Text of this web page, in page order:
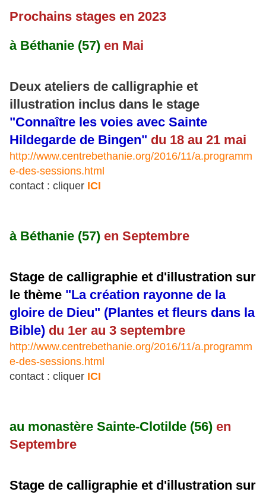
Prochains stages en 2023
à Béthanie (57) en Mai
Deux ateliers de calligraphie et
illustration inclus dans le stage
"Connaître les voies avec Sainte
Hildegarde de Bingen" du 18 au 21 mai
http://www.centrebethanie.org/2016/11/a.programm
e-des-sessions.html
contact : cliquer ICI
à Béthanie (57) en Septembre
Stage de calligraphie et d'illustration sur
le thème "La création rayonne de la
gloire de Dieu" (Plantes et fleurs dans la
Bible) du 1er au 3 septembre
http://www.centrebethanie.org/2016/11/a.programm
e-des-sessions.html
contact : cliquer ICI
au monastère Sainte-Clotilde (56) en
Septembre
Stage de calligraphie et d'illustration sur